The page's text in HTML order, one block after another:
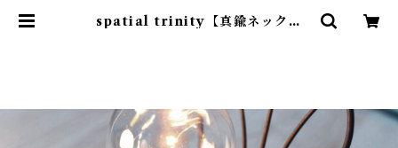
spatial trinity【真鍮ネックレ